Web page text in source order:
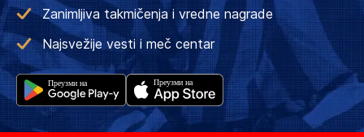
Zanimljiva takmičenja i vredne nagrade
Najsvežije vesti i meč centar